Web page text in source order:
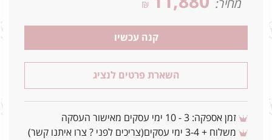
מחיר: ₪
קנה עכשיו
השארת פרטים לנציג
זמן אספקה: 3 - 10 ימי עסקים מאישור העסקה
משלוח + 3-4 ימי עסקים(צריכים לפני ? צרו איתנו קשר)